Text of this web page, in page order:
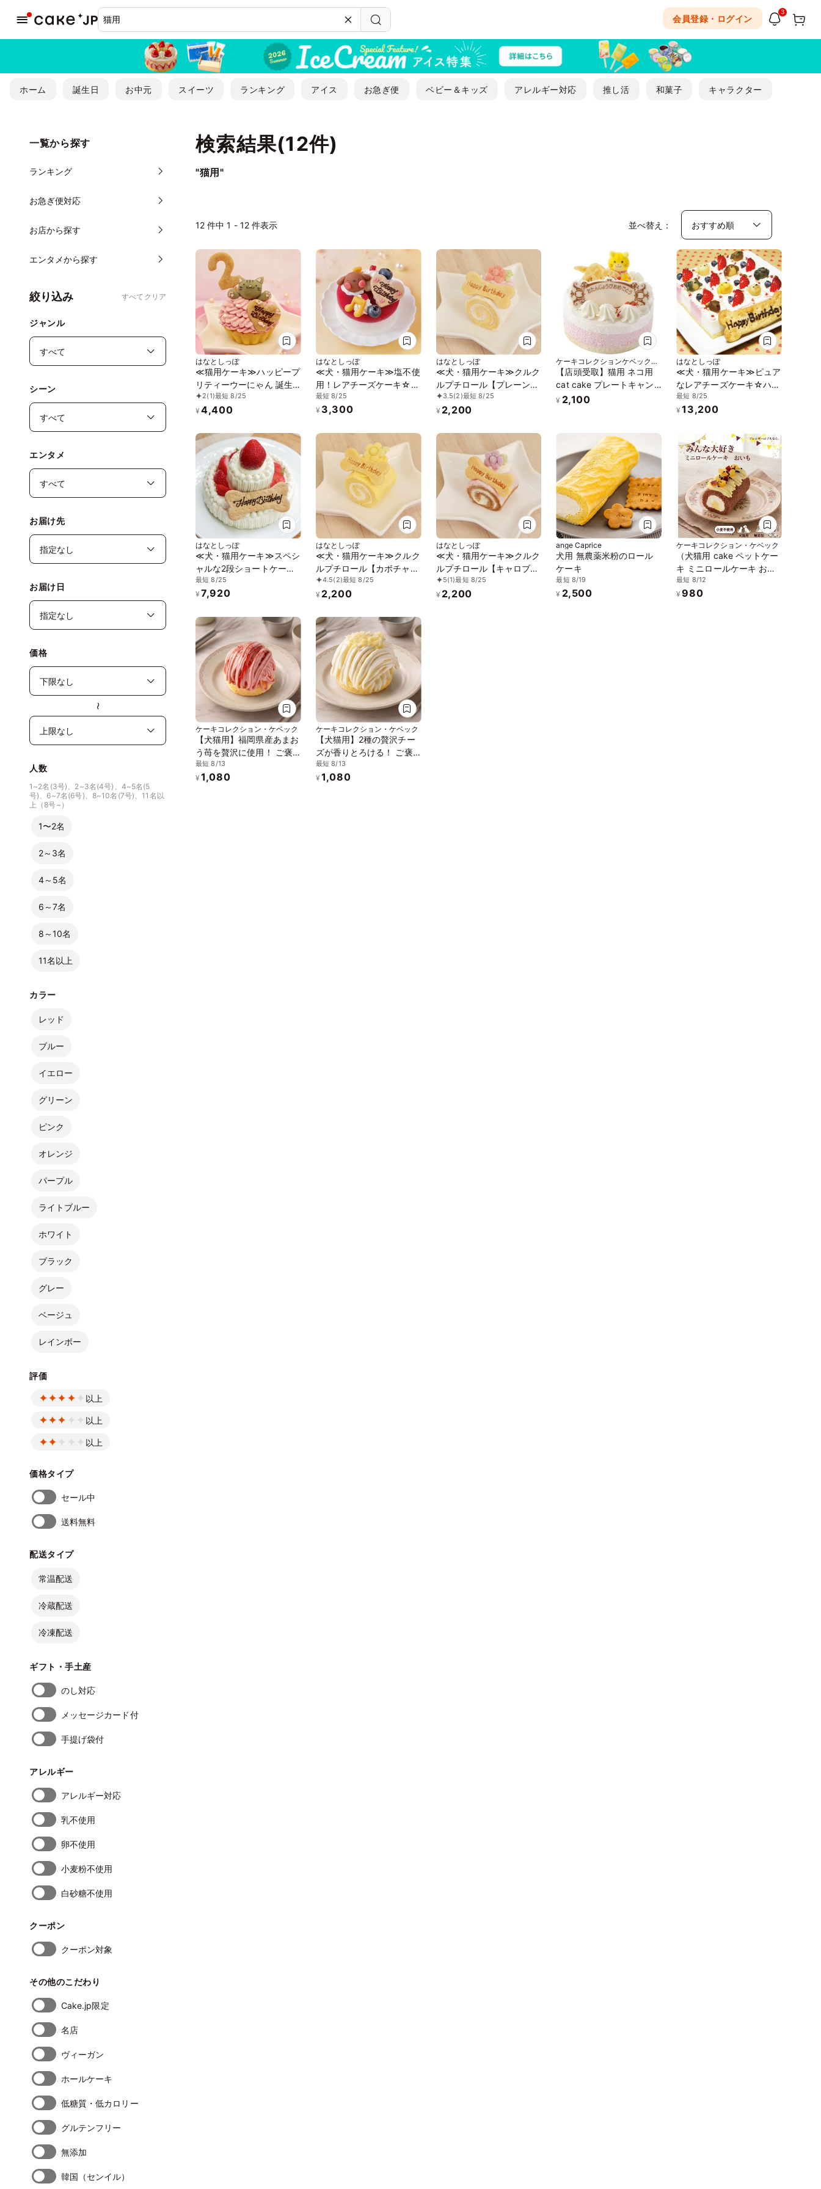
会員登録・ログイン
3
ホーム 誕生日 お中元 スイーツ ランキング アイス お急ぎ便 ベビー＆キッズ アレルギー対応 推し活 和菓子 キャラクター
検索結果(12件)
"猫用"
一覧から探す
ランキング
お急ぎ便対応
お店から探す
エンタメから探す
絞り込み すべてクリア
ジャンル
シーン
エンタメ
お届け先
お届け日
価格
〜
人数
1~2名(3号)、2~3名(4号)、4~5名(5
号)、6~7名(6号)、8~10名(7号)、11名以
上（8号~）
1〜2名
2～3名
4～5名
6～7名
8～10名
11名以上
カラー
レッド
ブルー
イエロー
グリーン
ピンク
オレンジ
パープル
ライトブルー
ホワイト
ブラック
グレー
ベージュ
レインボー
評価
以上
以上
以上
価格タイプ
セール中
送料無料
配送タイプ
常温配送
冷蔵配送
冷凍配送
ギフト・手土産
のし対応
メッセージカード付
手提げ袋付
アレルギー
アレルギー対応
乳不使用
卵不使用
小麦粉不使用
白砂糖不使用
クーポン
クーポン対象
その他のこだわり
Cake.jp限定
名店
ヴィーガン
ホールケーキ
低糖質・低カロリー
グルテンフリー
無添加
韓国（センイル）
12 件中 1 - 12 件表示 並べ替え：
はなとしっぽ
≪猫用ケーキ≫ハッピープ
リティーウーにゃん 誕生
日 お祝い 無添加
2(1)最短 8/25
¥ 4,400
はなとしっぽ
≪犬・猫用ケーキ≫塩不使
用！レアチーズケーキ☆ハ
ッピーピュアチーズ【プチ
サイズ】 誕生日グルテン
フリー 安心安全
最短 8/25
¥ 3,300
はなとしっぽ
≪犬・猫用ケーキ≫クルク
ルプチロール【プレーン】
誕生日 お祝い 無添加 乳糖
フリー 安心安全
3.5(2)最短 8/25
¥ 2,200
ケーキコレクションケベック本
店【店頭受取】猫用 ネコ用
cat cake プレートキャン
ドル付き！ 誕生日ケーキ
¥ 2,100
はなとしっぽ
≪犬・猫用ケーキ≫ピュア
なレアチーズケーキ☆ハッ
ピーキャレ 誕生日 お祝い
無添加
最短 8/25
¥ 13,200
はなとしっぽ
≪犬・猫用ケーキ≫スペシ
ャルな2段ショートケーキ
☆ハッピーゴージャス 誕
生日 お祝い 無添加 乳糖フ
リー
最短 8/25
¥ 7,920
はなとしっぽ
≪犬・猫用ケーキ≫クルク
ルプチロール【カボチャ】
誕生日 お祝い 無添加 乳糖
フリー 安心安全
4.5(2)最短 8/25
¥ 2,200
はなとしっぽ
≪犬・猫用ケーキ≫クルク
ルプチロール【キャロブ】
誕生日 お祝い 無添加 乳糖
フリー 安心安全
5(1)最短 8/25
¥ 2,200
ange Caprice
犬用 無農薬米粉のロール
ケーキ
最短 8/19
¥ 2,500
ケーキコレクション・ケベック
（犬猫用 cake ペットケー
キ ミニロールケーキ おい
も ペット用 誕生日 記念日
最短 8/12
¥ 980
ケーキコレクション・ケベック
【犬猫用】福岡県産あまお
う苺を贅沢に使用！ ご褒
美「あまおう」苺モンブラ
ン バースデーケーキ 誕生
最短 8/13
¥ 1,080
ケーキコレクション・ケベック
【犬猫用】2種の贅沢チー
ズが香りとろける！ ご褒
美モンブラン 2種のチーズ
味 バースデーケーキ 誕生
最短 8/13
¥ 1,080